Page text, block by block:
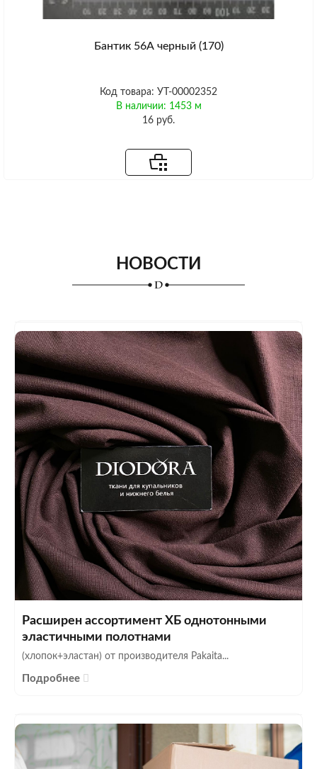
Бантик 56А черный (170)
Код товара: УТ-00002352
В наличии: 1453 м
16 руб.
НОВОСТИ
Расширен ассортимент ХБ однотонными
эластичными полотнами
(хлопок+эластан) от производителя Pakaita...
Подробнее